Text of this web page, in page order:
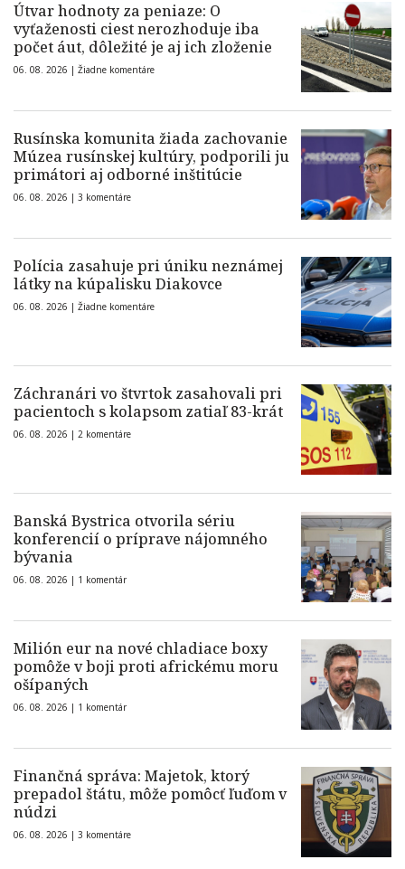
Útvar hodnoty za peniaze: O
vyťaženosti ciest nerozhoduje iba
počet áut, dôležité je aj ich zloženie
06. 08. 2026 | Žiadne komentáre
Rusínska komunita žiada zachovanie
Múzea rusínskej kultúry, podporili ju
primátori aj odborné inštitúcie
06. 08. 2026 | 3 komentáre
Polícia zasahuje pri úniku neznámej
látky na kúpalisku Diakovce
06. 08. 2026 | Žiadne komentáre
Záchranári vo štvrtok zasahovali pri
pacientoch s kolapsom zatiaľ 83-krát
06. 08. 2026 | 2 komentáre
Banská Bystrica otvorila sériu
konferencií o príprave nájomného
bývania
06. 08. 2026 | 1 komentár
Milión eur na nové chladiace boxy
pomôže v boji proti africkému moru
ošípaných
06. 08. 2026 | 1 komentár
Finančná správa: Majetok, ktorý
prepadol štátu, môže pomôcť ľuďom v
núdzi
06. 08. 2026 | 3 komentáre